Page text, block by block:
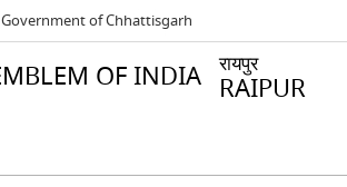
Government of Chhattisgarh
रायपुर
RAIPUR